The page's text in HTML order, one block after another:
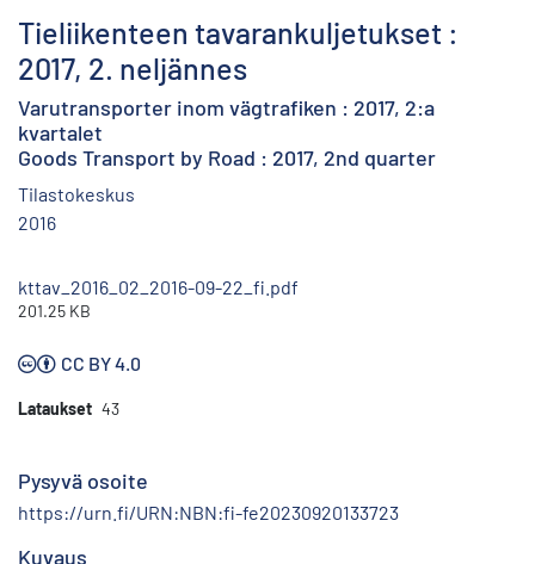
Tieliikenteen tavarankuljetukset :
2017, 2. neljännes
Varutransporter inom vägtrafiken : 2017, 2:a
kvartalet
Goods Transport by Road : 2017, 2nd quarter
Tilastokeskus
2016
kttav_2016_02_2016-09-22_fi.pdf
201.25 KB
CC BY 4.0
Lataukset 43
Pysyvä osoite
https://urn.fi/URN:NBN:fi-fe20230920133723
Kuvaus